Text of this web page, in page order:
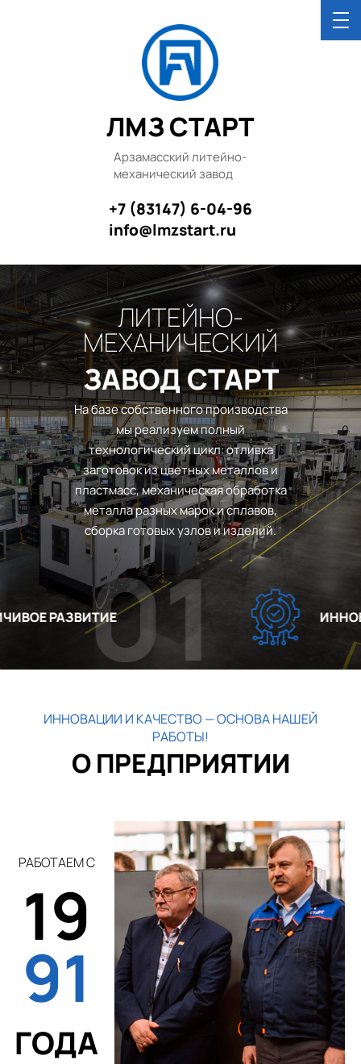
ЛМЗ СТАРТ
Арзамасский литейно-
механический завод
+7 (83147) 6-04-96
info@lmzstart.ru
На базе собственного производства
мы реализуем полный
технологический цикл: отливка
заготовок из цветных металлов и
пластмасс, механическая обработка
металла разных марок и сплавов,
сборка готовых узлов и изделий.
ЛИТЕЙНО-
МЕХАНИЧЕСКИЙ
ЗАВОД СТАРТ
РАЗВИТИЕ01
ИННОВАЦИИ И КАЧЕСТВО — ОСНОВА НАШЕЙ
РАБОТЫ!
О ПРЕДПРИЯТИИ
РАБОТАЕМ С
19
91
ГОДА